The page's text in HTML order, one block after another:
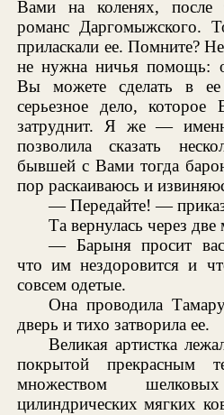
Вами на коленях,
романс Даргомыжского.
приласкали ее. Помните?
не нужна ничья помощь:
Вы можете сделать в
серьезное дело,
затруднит. Я же —
позволила сказать
бывшей с Вами тогда
пор раскаиваюсь и
— Передайте! —
Та вернулась через
— Барыня просит
что им нездоровится и
совсем одетые.
Она проводила
дверь и тихо затворила ее.
Великая артистка
покрытой прекрасным
множеством
цилиндрических мягких